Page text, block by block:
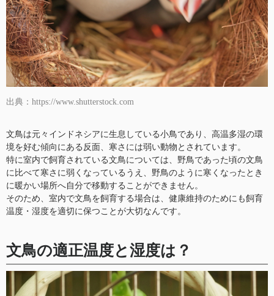
出典：https://www.shutterstock.com
文鳥は元々インドネシアに生息している小鳥であり、高温多湿の環
境を好む傾向にある反面、寒さには弱い動物とされています。
特に室内で飼育されている文鳥については、野鳥であった頃の文鳥
に比べて寒さに弱くなっているうえ、野鳥のように寒くなったとき
に暖かい場所へ自分で移動することができません。
そのため、室内で文鳥を飼育する場合は、健康維持のためにも飼育
温度・湿度を適切に保つことが大切なんです。
文鳥の適正温度と湿度は？